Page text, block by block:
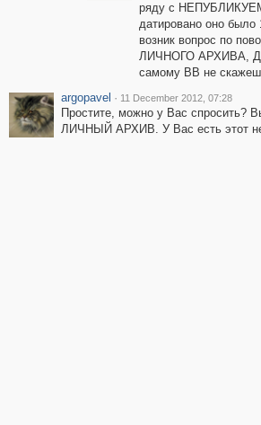
ряду с
датировано оно
возник вопрос по
ЛИЧНОГО АРХИВА, Да
самому ВВ не
argopavel · 11 December 2012, 07:28
Простите, можно у Вас спросить?
ЛИЧНЫЙ АРХИВ. У Вас есть этот